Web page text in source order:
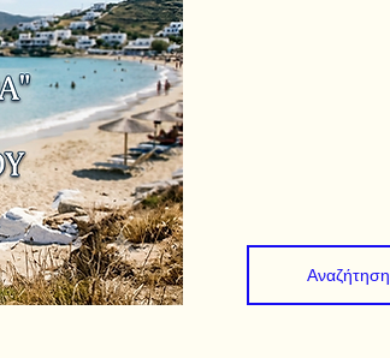
Αναζήτηση